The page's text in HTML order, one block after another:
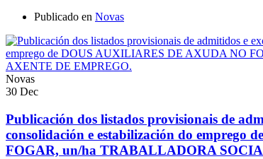
Publicado en Novas
Novas
30 Dec
Publicación dos listados provisionais de
consolidación e estabilización do emprego
FOGAR, un/ha TRABALLADORA